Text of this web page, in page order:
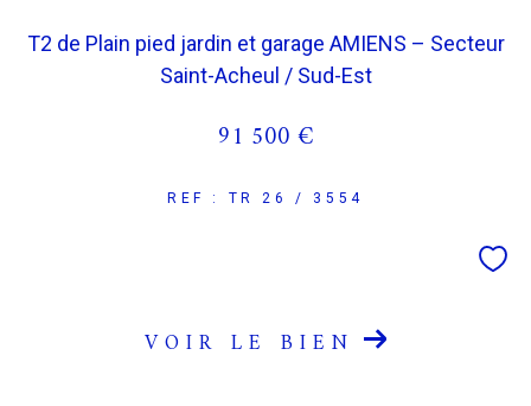
T2 de Plain pied jardin et garage AMIENS – Secteur
Saint-Acheul / Sud-Est
91 500 €
REF : TR 26 / 3554
VOIR LE BIEN
COUPS DE COEUR EXCLUSIVITÉS
NOUVEAUTÉS